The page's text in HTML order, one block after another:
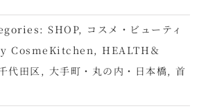
SHOP, コスメ・ビューティ
CosmeKitchen , HEALTH＆
代田区 , 大手町・丸の内・日本橋, 首